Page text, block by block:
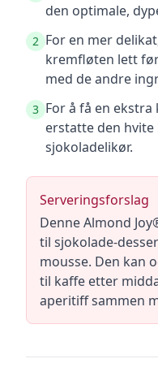
den optimale,
2 For en mer
kremfløten lett
med de andre
3 For å få en
erstatte den
sjokoladelikør.
Serveringsforslag
Denne Almond
til sjokolade-
mousse. Den kan
til kaffe etter
aperitiff sammen